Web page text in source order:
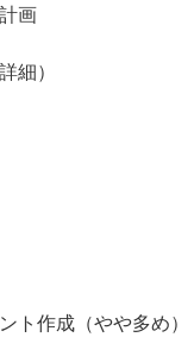
画
細）
ト作成（やや多め）